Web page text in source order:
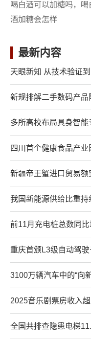
喝白酒可以加糖吗，喝
酒加糖会怎样
最新内容
天眼新知 从技术验证
新规排解二手数码产
多所高校布局具身智
四川首个健康食品产
新疆帝王蟹进口贸易
我国新能源供给比重
前11月充电桩总数同
重庆首颁L3级自动驾
3100万辆汽车中的“向
2025音乐剧票房收入
全国共排查隐患电梯